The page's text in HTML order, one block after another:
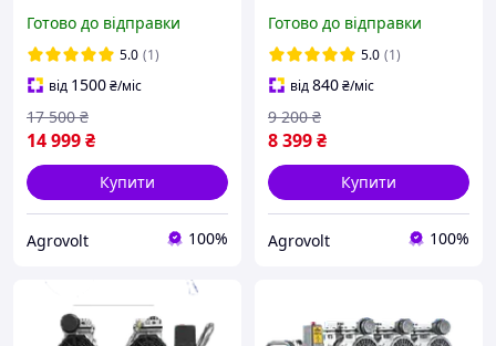
Готово до відправки
5.0 (1)
від 1500₴/міс
14 999₴
17 500 ₴
Купити
Agrovolt 100%
Готово до відправки
5.0 (1)
від840₴/міс
8 399₴
9 200 ₴
Купити
Agrovolt 100%